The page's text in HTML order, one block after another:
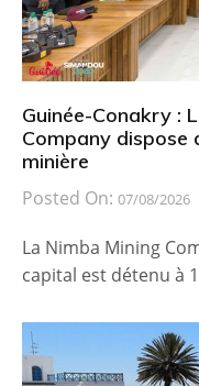
Guinée-Conakry :
Company dispose
minière
Posted On: 07/08/2026
La Nimba Mining
capital est détenu à